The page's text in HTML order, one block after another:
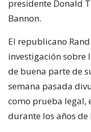
presidente Donald
Bannon.
El republicano
investigación sobre
de buena parte de
semana pasada
como prueba legal,
durante los años